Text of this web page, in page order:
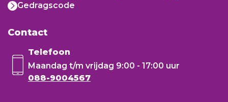
Gedragscode
Contact
Telefoon
Maandag t/m vrijdag 9:00 - 17:00 uur
088-9004567